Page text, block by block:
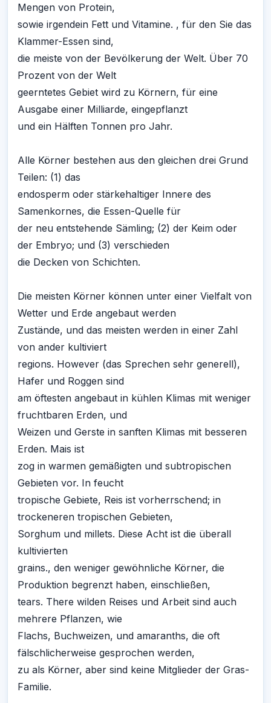
Mengen von Protein,
sowie irgendein Fett und Vitamine. , für den Sie das
Klammer-Essen sind,
die meiste von der Bevölkerung der Welt. Über 70
Prozent von der Welt
geerntetes Gebiet wird zu Körnern, für eine
Ausgabe einer Milliarde, eingepflanzt
und ein Hälften Tonnen pro Jahr.
Alle Körner bestehen aus den gleichen drei Grund
Teilen: (1) das
endosperm oder stärkehaltiger Innere des
Samenkornes, die Essen-Quelle für
der neu entstehende Sämling; (2) der Keim oder
der Embryo; und (3) verschieden
die Decken von Schichten.
Die meisten Körner können unter einer Vielfalt von
Wetter und Erde angebaut werden
Zustände, und das meisten werden in einer Zahl
von ander kultiviert
regions. However (das Sprechen sehr generell),
Hafer und Roggen sind
am öftesten angebaut in kühlen Klimas mit weniger
fruchtbaren Erden, und
Weizen und Gerste in sanften Klimas mit besseren
Erden. Mais ist
zog in warmen gemäßigten und subtropischen
Gebieten vor. In feucht
tropische Gebiete, Reis ist vorherrschend; in
trockeneren tropischen Gebieten,
Sorghum und millets. Diese Acht ist die überall
kultivierten
grains., den weniger gewöhnliche Körner, die
Produktion begrenzt haben, einschließen,
tears. There wilden Reises und Arbeit sind auch
mehrere Pflanzen, wie
Flachs, Buchweizen, und amaranths, die oft
fälschlicherweise gesprochen werden,
zu als Körner, aber sind keine Mitglieder der Gras-
Familie.